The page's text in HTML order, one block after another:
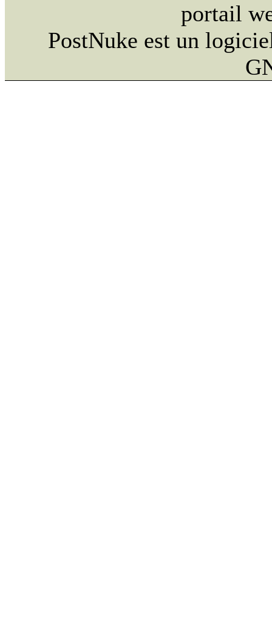
portail
PostNuke est un